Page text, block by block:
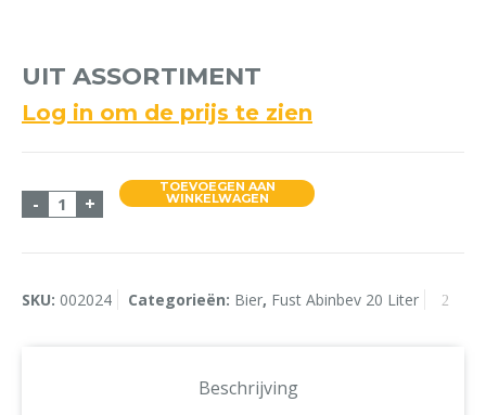
UIT ASSORTIMENT
Log in om de prijs te zien
- UIT ASSORTIMENT aantal
+
TOEVOEGEN AAN
WINKELWAGEN
SKU: 002024 Categorieën: Bier, Fust Abinbev 20 Liter
Beschrijving